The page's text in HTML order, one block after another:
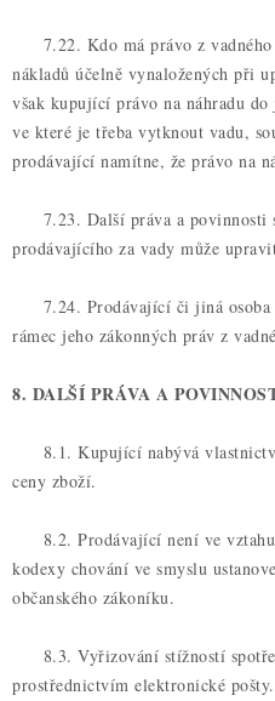
7.22. Kdo má právo z vadného
nákladů účelně vynaložených při
však kupující právo na náhradu
ve které je třeba vytknout vadu,
prodávající namítne, že právo na
7.23. Další práva a povinnosti
prodávajícího za vady může
7.24. Prodávající či jiná osoba
rámec jeho zákonných práv z
8. DALŠÍ PRÁVA A
8.1. Kupující nabývá
ceny zboží.
8.2. Prodávající není ve vztahu
kodexy chování ve smyslu
občanského zákoníku.
8.3. Vyřizování stížností
prostřednictvím elektronické